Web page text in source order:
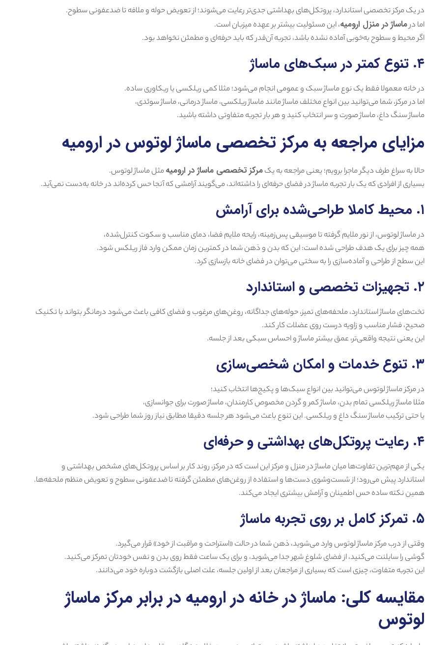
در یک مرکز تخصصی استاندارد، پروتکل‌های بهداشتی جدی‌تر رعایت می‌شوند؛ از تعویض حوله و ملافه تا ضدعفونی سطوح.
اما درماساژ در منزل ارومیه، این مسئولیت بیشتر بر عهده میزبان است.
اگر محیط و سطوح به‌خوبی آماده نشده باشد، تجربه آن‌قدر که باید حرفه‌ای و مطمئن نخواهد بود.
۴. تنوع کمتر در سبک‌های ماساژ
در خانه معمولا فقط یک نوع ماساژ سبک و عمومی انجام می‌شود؛ مثلا کمی ریلکسی یا ریکاوری ساده.
اما در مرکز، شما می‌توانید بین انواع مختلف ماساژ مانند ماساژ ریلکسی، ماساژ درمانی، ماساژ سوئدی،
ماساژ سنگ داغ، ماساژ صورت و سر انتخاب کنید و هر بار تجربه متفاوتی داشته باشید.
مزایای مراجعه به مرکز تخصصی ماساژ لوتوس در ارومیه
حالا به سراغ طرف دیگر ماجرا برویم؛ یعنی مراجعه به یکمرکز تخصصی ماساژ در ارومیهمثل ماساژ لوتوس.
بسیاری از افرادی که یک بار تجربه ماساژ در فضای حرفه‌ای را داشته‌اند، می‌گویند آرامشی که آنجا حس کرده‌اند در خانه به‌دست نمی‌آید.
۱. محیط کاملا طراحی‌شده برای آرامش
در ماساژ لوتوس، از نور ملایم گرفته تا موسیقی پس‌زمینه، رایحه ملایم فضا، دمای مناسب و سکوت کنترل‌شده،
همه چیز برای یک هدف طراحی شده است: این که بدن و ذهن شما در کمترین زمان ممکن وارد فاز ریلکس شود.
این سطح از طراحی و آماده‌سازی را به سختی می‌توان در فضای خانه بازسازی کرد.
۲. تجهیزات تخصصی و استاندارد
تخت‌های ماساژ استاندارد، ملحفه‌های تمیز، حوله‌های جداگانه، روغن‌های مرغوب و فضای کافی باعث می‌شود درمانگر بتواند با تکنیک
صحیح، فشار مناسب و زاویه درست روی عضلات کار کند.
این یعنی نتیجه واقعی‌تر، عمق بیشتر ماساژ و احساس سبکی بعد از جلسه.
۳. تنوع خدمات و امکان شخصی‌سازی
در مرکز ماساژ لوتوس می‌توانید بین انواع سبک‌ها و پکیج‌ها انتخاب کنید؛
مثلا ماساژ ریلکسی تمام بدن، ماساژ کمر و گردن مخصوص کارمندان، ماساژ صورت برای جوانسازی،
یا حتی ترکیب ماساژ سنگ داغ و ریلکسی. این تنوع باعث می‌شود هر جلسه دقیقا مطابق نیاز روز شما طراحی شود.
۴. رعایت پروتکل‌های بهداشتی و حرفه‌ای
یکی از مهم‌ترین تفاوت‌ها میان ماساژ در منزل و مرکز این است که در مرکز، روند کار بر اساس پروتکل‌های مشخص بهداشتی و
استاندارد پیش می‌رود؛ از شست‌وشوی دست‌ها و استفاده از روغن‌های مطمئن گرفته تا ضدعفونی سطوح و تعویض منظم ملحفه‌ها.
همین نکته ساده حس اطمینان و آرامش بیشتری ایجاد می‌کند.
۵. تمرکز کامل بر روی تجربه ماساژ
وقتی از درب مرکز ماساژ لوتوس وارد می‌شوید، ذهن شما در حالت «استراحت و مراقبت از خود» قرار می‌گیرد.
گوشی را سایلنت می‌کنید، از فضای شلوغ شهر جدا می‌شوید، و برای یک ساعت فقط روی بدن و نفس خودتان تمرکز می‌کنید.
این تجربه متفاوت، چیزی است که بسیاری از مراجعان بعد از اولین جلسه، علت اصلی بازگشت دوباره خود می‌دانند.
مقایسه کلی: ماساژ در خانه در ارومیه در برابر مرکز ماساژ
لوتوس